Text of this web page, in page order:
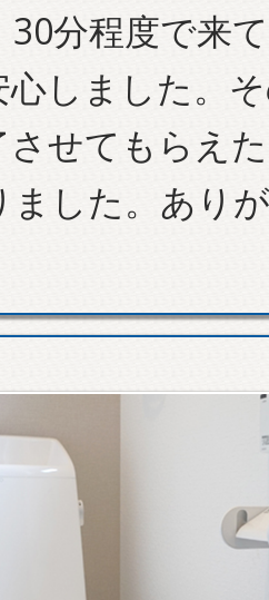
分程度で来
しました。
させてもらえ
ました。あり